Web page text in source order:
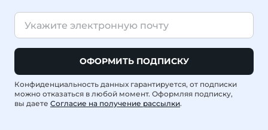
ОФОРМИТЬ ПОДПИСКУ
Конфиденциальность данных гарантируется, от подписки
можно отказаться в любой момент. Оформляя подписку,
вы даете Согласие на получение рассылки.